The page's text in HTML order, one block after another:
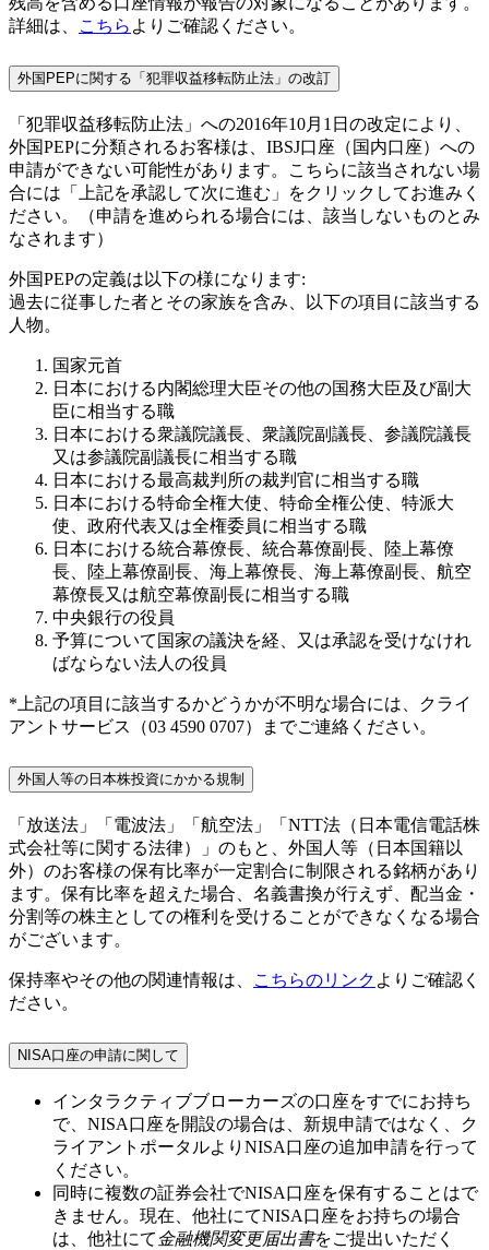
詳細は、
こちら よりご確認ください。
外国PEPに関する「犯罪収益移転防止法」の改訂
「犯罪収益移転防止法」への2016年10月1日の改定により、
外国PEPに分類されるお客様は、IBSJ口座（国内口座）への
申請ができない可能性があります。こちらに該当されない場
合には「上記を承認して次に進む」をクリックしてお進みく
ださい。（申請を進められる場合には、該当しないものとみ
なされます）
外国PEPの定義は以下の様になります:
過去に従事した者とその家族を含み、以下の項目に該当する
人物。
国家元首
日本における内閣総理大臣その他の国務大臣及び副大
臣に相当する職
日本における衆議院議長、衆議院副議長、参議院議長
又は参議院副議長に相当する職
日本における最高裁判所の裁判官に相当する職
日本における特命全権大使、特命全権公使、特派大
使、政府代表又は全権委員に相当する職
日本における統合幕僚長、統合幕僚副長、陸上幕僚
長、陸上幕僚副長、海上幕僚長、海上幕僚副長、航空
幕僚長又は航空幕僚副長に相当する職
中央銀行の役員
予算について国家の議決を経、又は承認を受けなけれ
ばならない法人の役員
*上記の項目に該当するかどうかが不明な場合には、クライ
アントサービス（03 4590 0707）までご連絡ください。
外国人等の日本株投資にかかる規制
「放送法」「電波法」「航空法」「NTT法（日本電信電話株
式会社等に関する法律）」のもと、外国人等（日本国籍以
外）のお客様の保有比率が一定割合に制限される銘柄があり
ます。保有比率を超えた場合、名義書換が行えず、配当金・
分割等の株主としての権利を受けることができなくなる場合
がございます。
保持率やその他の関連情報は、 こちらのリンク よりご確認く
ださい。
NISA口座の申請に関して
インタラクティブブローカーズの口座をすでにお持ち
で、NISA口座を開設の場合は、新規申請ではなく、ク
ライアントポータルよりNISA口座の追加申請を行って
ください。
同時に複数の証券会社でNISA口座を保有することはで
きません。現在、他社にてNISA口座をお持ちの場合
は、他社にて 金融機関変更届出書をご提出いただく